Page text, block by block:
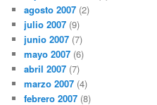
agosto 2007 (2)
julio 2007 (9)
junio 2007 (7)
mayo 2007 (6)
abril 2007 (7)
marzo 2007 (4)
febrero 2007 (8)